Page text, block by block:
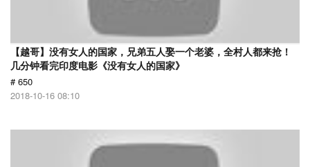
【越哥】没有女人的国家，兄弟五人娶一个老婆，全村人都来抢！
几分钟看完印度电影《没有女人的国家》
# 650
2018-10-16 08:10